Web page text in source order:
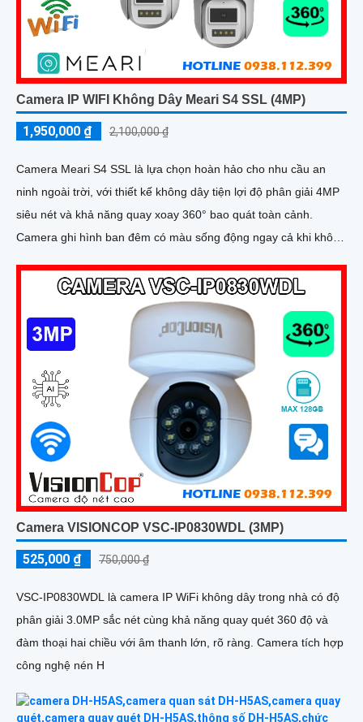
Camera IP WIFI Không Dây Meari S4 SSL (4MP)
1,950,000 ₫ 2,100,000 ₫
Camera Meari S4 SSL là lựa chọn hoàn hảo cho nhu cầu an
ninh ngoài trời, với thiết kế không dây tiện lợi độ phân giải 4MP
siêu nét và khả năng quay xoay 360° bao quát toàn cảnh.
Camera ghi hình ban đêm có màu sống động ngay cả khi không
chiều giúp bạn chủ động phát hiện và xử lý mọi tình huống
Camera VISIONCOP VSC-IP0830WDL (3MP)
525,000 ₫ 750,000 ₫
VSC-IP0830WDL là camera IP WiFi không dây trong nhà có độ
phân giải 3.0MP sắc nét cùng khả năng quay quét 360 độ và
đàm thoại hai chiều với âm thanh lớn, rõ ràng. Camera tích hợp
công nghệ nén H